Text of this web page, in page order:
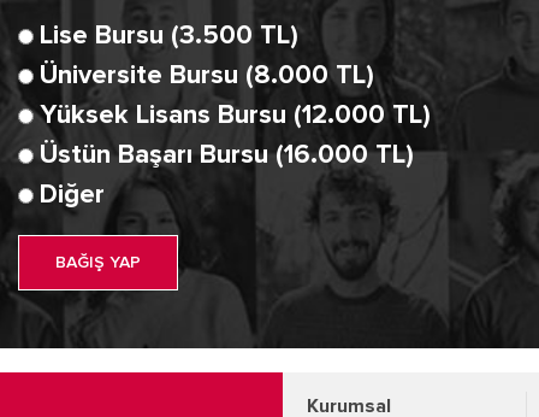
Lise Bursu (3.500 TL)
Üniversite Bursu (8.000 TL)
Yüksek Lisans Bursu (12.000 TL)
Üstün Başarı Bursu (16.000 TL)
Diğer
BAĞIŞ YAP
Kurumsal